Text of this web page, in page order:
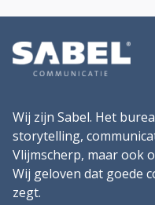
Wij zijn Sabel. Het
storytelling,
Vlijmscherp, maar ook
Wij geloven dat goede
zegt.